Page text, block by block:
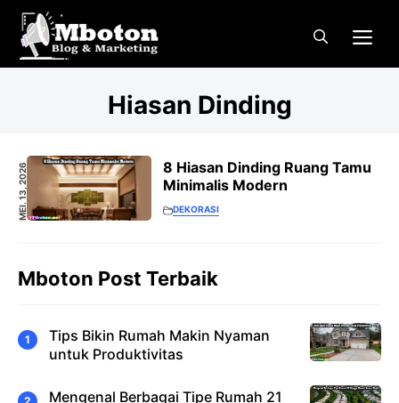
Langsung
Hiasan Dinding
MEI. 13, 2026
8 Hiasan Dinding Ruang Tamu
Minimalis Modern
DEKORASI
Mboton Post Terbaik
Tips Bikin Rumah Makin Nyaman
untuk Produktivitas
Mengenal Berbagai Tipe Rumah 21